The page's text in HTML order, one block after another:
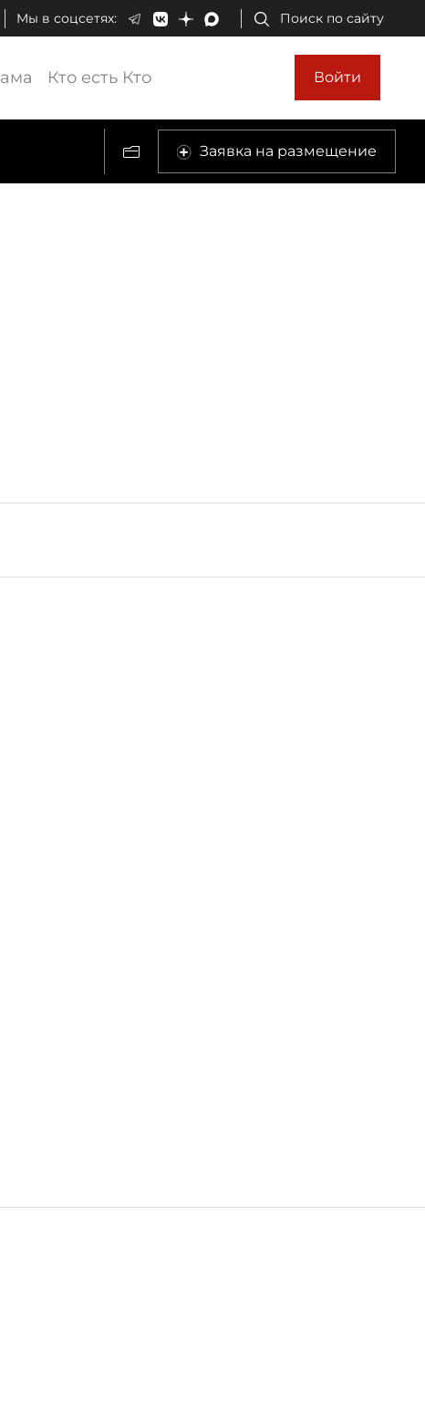
Мы в соцсетях: Поиск по сайту
Кто есть Кто Войти
Заявка на размещение